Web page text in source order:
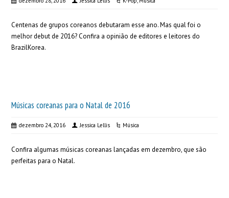
Centenas de grupos coreanos debutaram esse ano. Mas qual foi o
melhor debut de 2016? Confira a opinião de editores e leitores do
BrazilKorea.
Músicas coreanas para o Natal de 2016
dezembro 24, 2016 Jessica Lellis Música
Confira algumas músicas coreanas lançadas em dezembro, que são
perfeitas para o Natal.